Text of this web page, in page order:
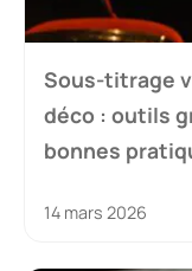
Sous-titrage
déco : outils
bonnes
14 mars 2026